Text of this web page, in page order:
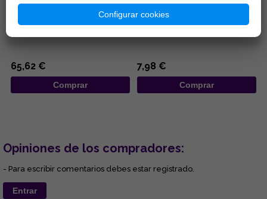
COLGANTE PLATA MISU-
65,62 €
Comprar
COLGANTE ACERO LOBO
AULLANDO SOBRE LUNA CON
7,98 €
Comprar
Opiniones de los compradores:
- Para escribir comentarios debes estar registrado.
Entrar
Configurar cookies